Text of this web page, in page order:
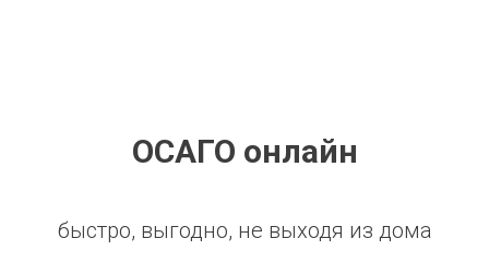
ОСАГО онлайн
быстро, выгодно, не выходя из дома